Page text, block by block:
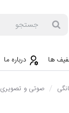
ها درباره ما
صوتی و تصویری